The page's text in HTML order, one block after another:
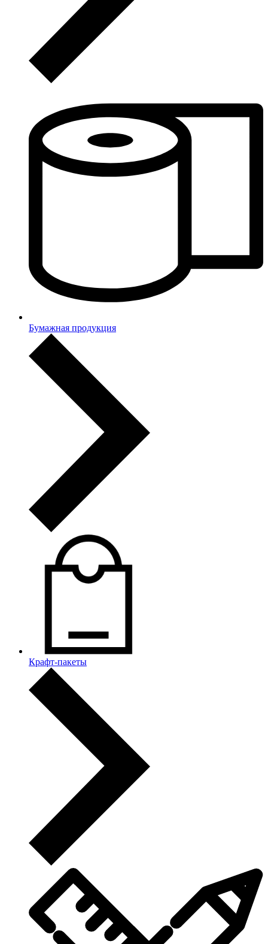
Бумажная продукция
Крафт-пакеты